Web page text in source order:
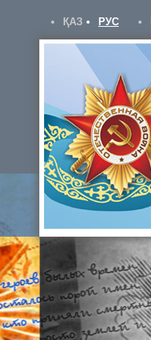
ҚАЗ РУС